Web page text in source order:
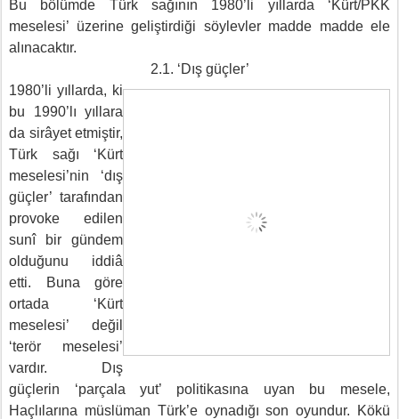
Bu bölümde Türk sağının 1980’li yıllarda ‘Kürt/PKK
meselesi’ üzerine geliştirdiği söylevler madde madde ele
alınacaktır.
2.1. ‘Dış güçler’
1980’li yıllarda, ki
bu 1990’lı yıllara
da sirâyet etmiştir,
Türk sağı ‘Kürt
meselesi’nin ‘dış
güçler’ tarafından
provoke edilen
sunî bir gündem
olduğunu iddiâ
etti. Buna göre
ortada ‘Kürt
meselesi’ değil
‘terör meselesi’
vardır. Dış
güçlerin ‘parçala yut’ politikasına uyan bu mesele,
Haçlılarına müslüman Türk’e oynadığı son oyundur. Kökü